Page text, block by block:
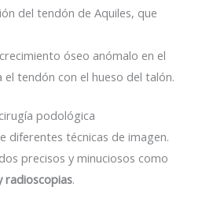
del tendón de Aquiles, que
óseo anómalo en el
tendón con el hueso del talón.
podológica
diferentes técnicas de imagen.
precisos y minuciosos como
radioscopias.